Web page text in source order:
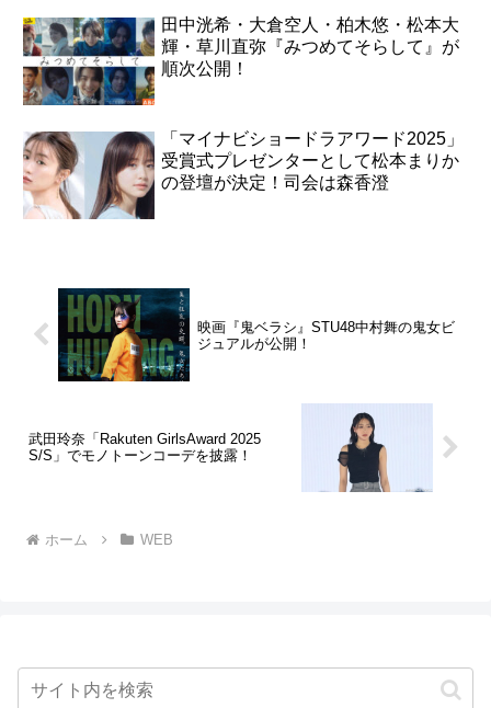
田中洸希・大倉空人・柏木悠・松本大
輝・草川直弥『みつめてそらして』が
順次公開！
「マイナビショードラアワード2025」
受賞式プレゼンターとして松本まりか
の登壇が決定！司会は森香澄
映画『鬼ベラシ』STU48中村舞の鬼女ビ
ジュアルが公開！
武田玲奈「Rakuten GirlsAward 2025
S/S」でモノトーンコーデを披露！
ホーム WEB